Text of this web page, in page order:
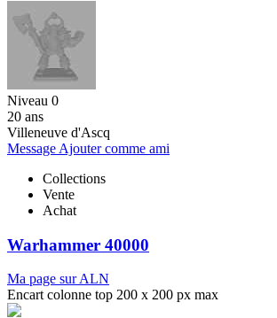
Niveau 0
20 ans
Villeneuve d'Ascq
Message Ajouter comme ami
Collections
Vente
Achat
Warhammer 40000
Ma page sur ALN
Encart colonne top 200 x 200 px max